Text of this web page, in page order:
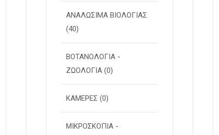
ΑΝΑΛΩΣΙΜΑ ΒΙΟΛΟΓΙΑΣ
(40)
ΒΟΤΑΝΟΛΟΓΙΑ -
ΖΩΟΛΟΓΙΑ (0)
ΚΑΜΕΡΕΣ (0)
ΜΙΚΡΟΣΚΟΠΙΑ -